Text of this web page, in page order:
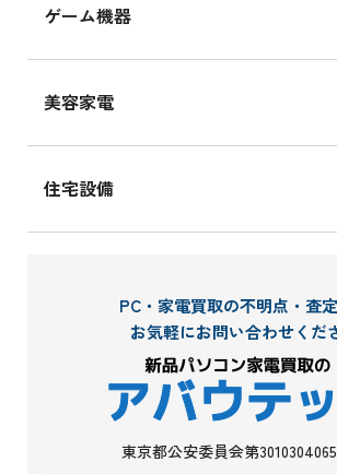
ゲーム機器
美容家電
住宅設備
PC・家電買取の不明点・査
お気軽にお問い合わせくだ
東京都公安委員会第